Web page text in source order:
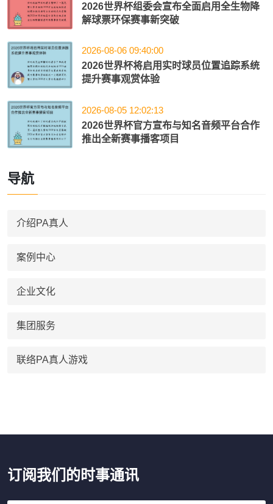
2026世界杯组委会宣布全面启用全生物降
解球票环保赛事新突破
2026-08-06 09:40:00
2026世界杯将启用实时球员位置追踪系统
提升赛事观赏体验
2026-08-05 12:02:13
2026世界杯官方宣布与知名音频平台合作
推出全新赛事播客项目
导航
介绍PA真人
案例中心
企业文化
集团服务
联络PA真人游戏
订阅我们的时事通讯